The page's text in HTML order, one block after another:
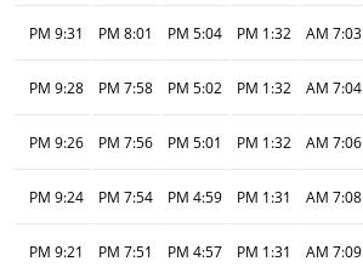
7:03 AM
1:32 PM
5:04 PM
8:01 PM
9:31 PM
7:04 AM
1:32 PM
5:02 PM
7:58 PM
9:28 PM
7:06 AM
1:32 PM
5:01 PM
7:56 PM
9:26 PM
7:08 AM
1:31 PM
4:59 PM
7:54 PM
9:24 PM
7:09 AM
1:31 PM
4:57 PM
7:51 PM
9:21 PM